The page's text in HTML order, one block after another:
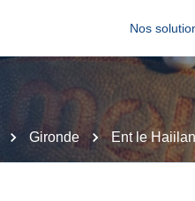
Nos
Gironde Ent le